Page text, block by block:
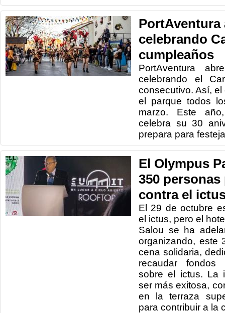
PortAventura
celebrando
cumpleaños
PortAventura
celebrando el
consecutivo. Así,
el parque todos
marzo. Este
celebra su 30
prepara para
El Olympus
350
contra el
El 29 de octubre
el ictus, pero el
Salou se ha
organizando, este
cena solidaria,
recaudar fondos
sobre el ictus. La
ser más exitosa,
en la terraza
para contribuir a la